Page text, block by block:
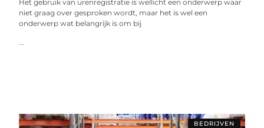
Het gebruik van urenregistratie is wellicht een onderwerp waar
niet graag over gesproken wordt, maar het is wel een
onderwerp wat belangrijk is om bij
...
BEDRIJVEN